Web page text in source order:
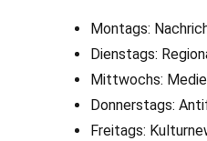
Montags:
Dienstags:
Mittwochs:
Donnerstags:
Freitags: